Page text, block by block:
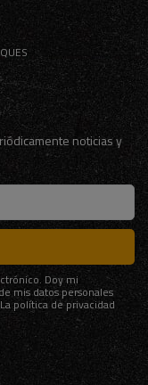
noticias y
Doy mi
mis datos personales
La política de privacidad